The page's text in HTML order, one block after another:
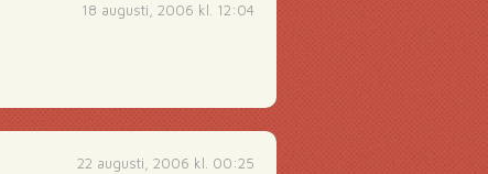
18 augusti, 2006 kl. 12:04
22 augusti, 2006 kl. 00:25